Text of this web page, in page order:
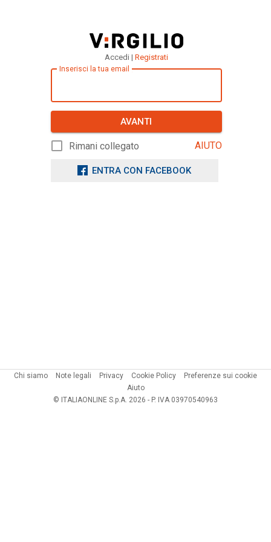
Accedi | Registrati
Inserisci la tua email
AVANTI
Rimani collegato AIUTO
ENTRA CON FACEBOOK
Chi siamo Note legali Privacy Cookie Policy
Preferenze sui cookie
Aiuto
© ITALIAONLINE S.p.A. 2026 - P. IVA 03970540963